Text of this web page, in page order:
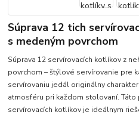
Súprava 12 tich
s medeným povrchom
Súprava 12 servírovacích kotlíkov z
povrchom – štýlové servírovanie pre
servírovaniu jedál originálny
atmosféru pri každom stolovaní. Táto
servírovacích kotlíkov je ideálnym